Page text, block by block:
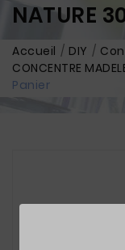
NATURE
Accueil DIY
CONCENTRE
Panier